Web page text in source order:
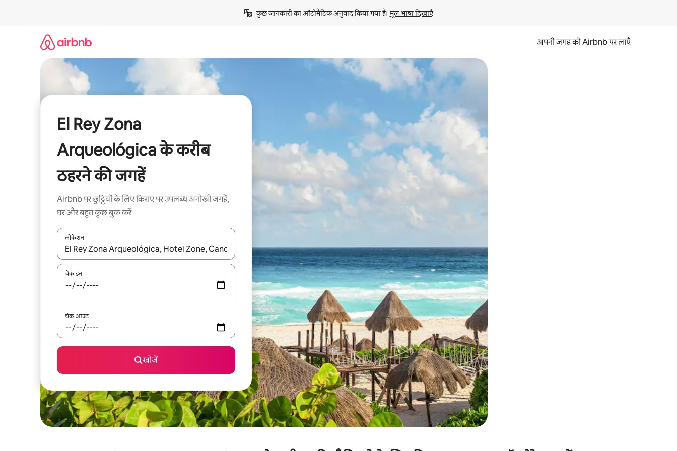
कुछ जानकारी का ऑटोमैटिक अनुवाद किया गया है। मूल भाषा दिखाएँ
अपनी जगह को Airbnb पर लाएँ
El Rey Zona
Arqueológica के करीब
ठहरने की जगहें
Airbnb पर छुट्टियों के लिए किराए पर उपलब्ध अनोखी जगहें,
घर और बहुत कुछ बुक करें
लोकेशन
नतीजों के उपलब्ध होने पर, अप और डाउन 'ऐरो की' का इस्तेमाल करके नेविगेट करें या टच या फिर स्वाइप जेस्चर का इस्तेमाल करके एक्सप्लोर करें।
चेक इन
चेक आउट
खोजें